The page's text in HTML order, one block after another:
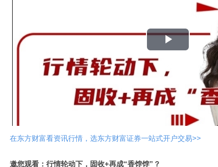
播
放
视
频
在东方财富看资讯行情，选东方财富证券一站式开户交易>>
邀您观看：行情轮动下，固收+再成“香饽饽”？